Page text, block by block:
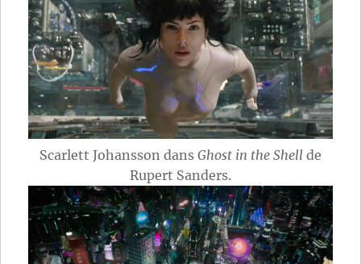
Scarlett Johansson dans Ghost in the Shell de
Rupert Sanders.